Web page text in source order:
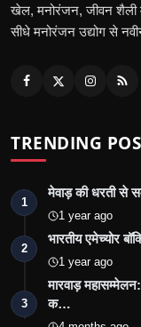
खेल, मनोरंजन, जीवन शैली
सीधे मनोरंजन उद्योग से
TRENDING
1
मेवाड़ की धरती से
1 year ago
2
भारतीय एमेच्योर
1 year ago
3
मारवाड़
क…